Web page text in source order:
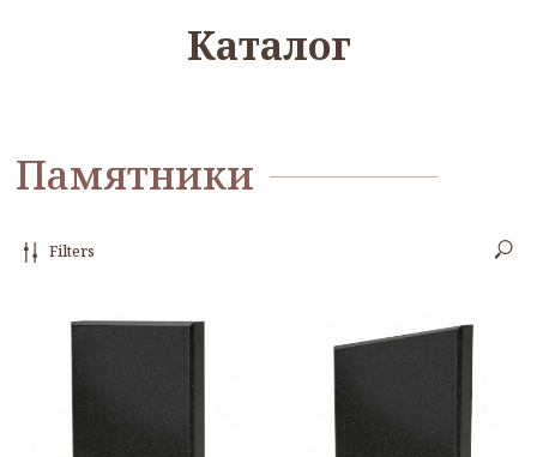
Каталог
Filters